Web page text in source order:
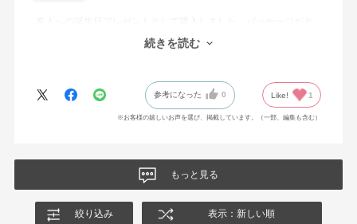
ても華やかで高級感があり、ギフトラッピングも素敵でした。プ
続きを読む
参考になった 0 Like! 1
※お客様の嬉しいお声を選び、掲載しています。（一部、編集も含む）
もっと見る
絞り込み 表示：新しい順